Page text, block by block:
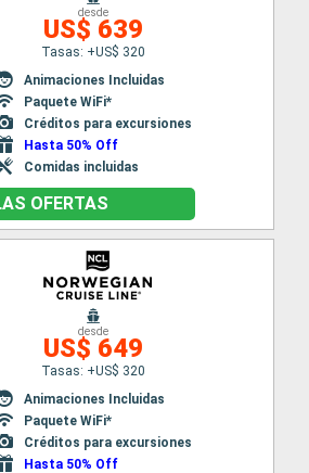
desde
US$ 639
Tasas: +US$ 320
Animaciones Incluidas
Paquete WiFi*
Créditos para excursiones
Hasta 50% Off
Comidas incluidas
OFERTAS
desde
US$ 649
Tasas: +US$ 320
Animaciones Incluidas
Paquete WiFi*
Créditos para excursiones
Hasta 50% Off